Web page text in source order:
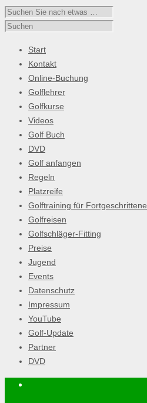
Start
Kontakt
Online-Buchung
Golflehrer
Golfkurse
Videos
Golf Buch
DVD
Golf anfangen
Regeln
Platzreife
Golftraining für Fortgeschrittene
Golfreisen
Golfschläger-Fitting
Preise
Jugend
Events
Datenschutz
Impressum
YouTube
Golf-Update
Partner
DVD